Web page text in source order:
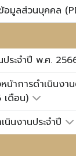
อมูลส่วนบุคคล
ประจำปี พ.ศ.
น้าการดำเนินงา
ดือน)
นินงานประจำปี